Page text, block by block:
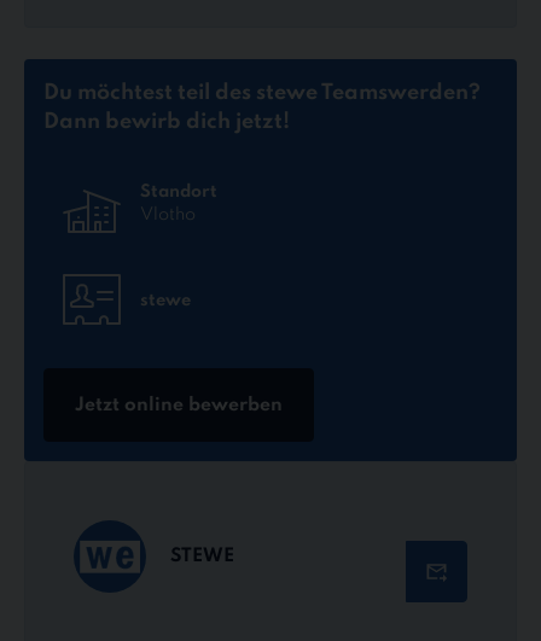
Du möchtest teil des stewe Teamswerden?
Dann bewirb dich jetzt!
Standort
Vlotho
stewe
Jetzt online bewerben
STEWE